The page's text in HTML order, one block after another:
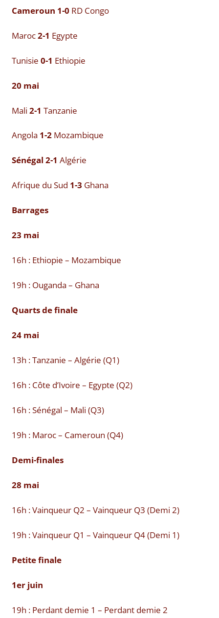
Cameroun 1-0 RD Congo
Maroc2-1 Egypte
Tunisie 0-1 Ethiopie
20 mai
Mali 2-1 Tanzanie
Angola 1-2 Mozambique
Sénégal 2-1 Algérie
Afrique du Sud 1-3 Ghana
Barrages
23 mai
16h : Ethiopie – Mozambique
19h : Ouganda – Ghana
Quarts de finale
24 mai
13h : Tanzanie – Algérie (Q1)
16h : Côte d’Ivoire – Egypte (Q2)
16h : Sénégal – Mali (Q3)
19h : Maroc – Cameroun (Q4)
Demi-finales
28 mai
16h : Vainqueur Q2 – Vainqueur Q3 (Demi 2)
19h : Vainqueur Q1 – Vainqueur Q4 (Demi 1)
Petite finale
1er juin
19h : Perdant demie 1 – Perdant demie 2